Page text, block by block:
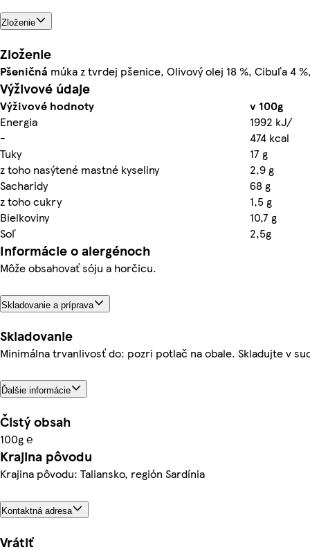
Zloženie
Zloženie
Pšeničná múka z tvrdej pšenice, Olivový olej 18 %, Cibuľa 4
Výživové údaje
Výživové hodnoty
v 100g
Energia
1992 kJ/
-
474 kcal
Tuky
17 g
z toho nasýtené mastné kyseliny
2,9 g
Sacharidy
68 g
z toho cukry
1,5 g
Bielkoviny
10,7 g
Soľ
2,5g
Informácie o alergénoch
Môže obsahovať sóju a horčicu.
Skladovanie a príprava
Skladovanie
Minimálna trvanlivosť do: pozri potlač na obale. Skladujte v
Ďalšie informácie
Čistý obsah
100g ℮
Krajina pôvodu
Krajina pôvodu: Taliansko, región Sardínia
Kontaktná adresa
Vrátiť